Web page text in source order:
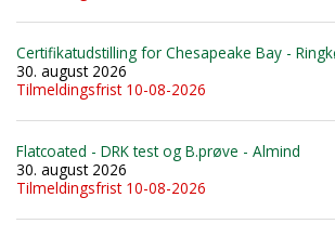
Certifikatudstilling for Chesapeake Bay -
30. august 2026
Tilmeldingsfrist 10-08-2026
Flatcoated - DRK test og B.prøve - Almind
30. august 2026
Tilmeldingsfrist 10-08-2026